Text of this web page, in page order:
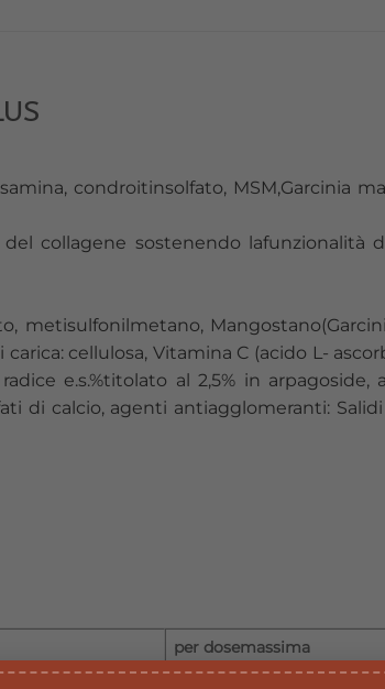
condroitinsolfato, MSM,Garcinia
collagene sostenendo lafunzionalità
metisulfonilmetano,
cellulosa, Vitamina C (acido L-
e.s.%titolato al 2,5% in arpagoside,
di calcio, agenti antiagglomeranti:
per dosemassima
giornaliera (1 compressa)